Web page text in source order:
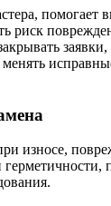
риск
износе,